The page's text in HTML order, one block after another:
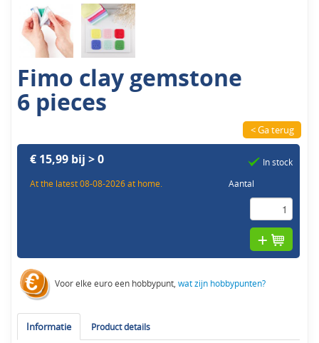
Fimo clay gemstone
6 pieces
< Ga terug
€ 15,99 bij > 0
At the latest 08-08-2026 at home.
In stock
Aantal
Voor elke euro een hobbypunt,wat zijn hobbypunten?
Informatie Product details